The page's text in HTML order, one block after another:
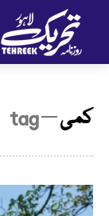
کمی─ tag